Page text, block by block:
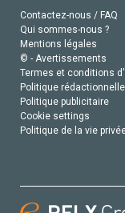
Contactez-nous / FAQ
Qui sommes-nous ?
Mentions légales
© - Avertissements
Termes et conditions
Politique rédactionnelle
Politique publicitaire
Cookie settings
Politique de la vie